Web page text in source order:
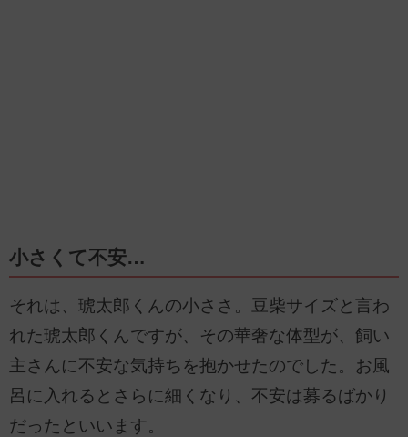
小さくて不安…
それは、琥太郎くんの小ささ。豆柴サイズと言わ
れた琥太郎くんですが、その華奢な体型が、飼い
主さんに不安な気持ちを抱かせたのでした。お風
呂に入れるとさらに細くなり、不安は募るばかり
だったといいます。